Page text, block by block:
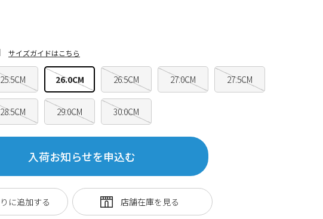
25.5CM 26.0CM 26.5CM 27.0CM 27.5CM
28.5CM 29.0CM 30.0CM
サイズガイドはこちら
入荷お知らせを申込む
に追加する